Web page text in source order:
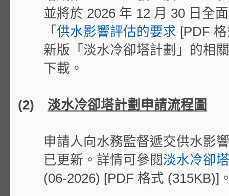
[PDF 格式 (3.78MB)] 內陳述的要求。
冷卻塔擁有人應保持淡水冷卻塔處於妥
二部制定了淡水冷卻塔操作及維修的良
（2023 年版）[PDF 格式 (11.8MB)] ，
並將於 2026 年 12 月 30 日全
「 供水影響評估的要求 [PDF
新版「淡水冷卻塔計劃」的相
下載。
(2) 淡水冷卻塔計劃申請流程圖
申請人向水務監督遞交供水影
已更新。 詳情可參閱淡水冷卻
(06-2026) [PDF 格式 (315KB)]